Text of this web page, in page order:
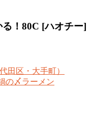
！80C [ハオチー]
田区・大手町）
の〆ラーメン